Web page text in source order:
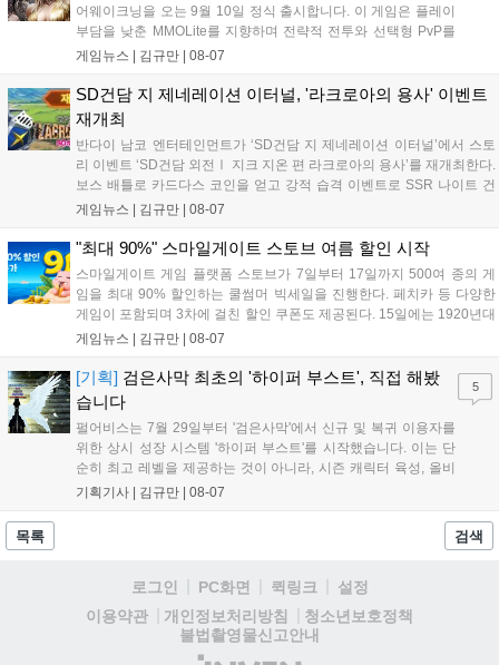
어웨이크닝을 오는 9월 10일 정식 출시합니다. 이 게임은 플레이
부담을 낮춘 MMOLite를 지향하며 전략적 전투와 선택형 PvP를
특징으로 합니다. 현재 공식 홈페이지와 앱 마켓에서 사전등록을
니다. 또한 카카오톡 채널 추가 시 주차별 스페셜 쿠폰과 한정 스
킨, 경품 이벤트 등 풍성한 혜택을 마련해 이용자들의 기대를 모
으고 있습니다....
게임뉴스 | 김규만 08-07
SD건담 지 제네레이션 이터널, '라크로아의 용사' 이벤트
재개최
반다이 남코 엔터테인먼트가 ‘SD건담 지 제네레이션 이터널’에서 스토
리 이벤트 ‘SD건담 외전Ⅰ 지크 지온 편 라크로아의 용사’를 재개최한다.
보스 배틀로 카드다스 코인을 얻고 강적 습격 이벤트로 SSR 나이트 건
담을 획득할 수 있다. 로그인 보너스로 최대 다이아 3,000개를 지급하며,
원 증정한다. 또한 9월 30일까지 공식 유튜브에서 특별 프로그램을 시청
할 수 있다....
게임뉴스 | 김규만 08-07
"최대 90%" 스마일게이트 스토브 여름 할인 시작
스마일게이트 게임 플랫폼 스토브가 7일부터 17일까지 500여 종의 게
임을 최대 90% 할인하는 쿨썸머 빅세일을 진행한다. 페치카 등 다양한
게임이 포함되며 3차에 걸친 할인 쿠폰도 제공된다. 15일에는 1920년대
경성 배경의 신작 그날의 신문이 출시되며, 15일부터 17일까지는 국내
은 공식 페이지에서 확인 가능하다....
게임뉴스 | 김규만 08-07
[기획] 검은사막 최초의 '하이퍼 부스트', 직접 해봤
습니다
펄어비스는 7월 29일부터 '검은사막'에서 신규 및 복귀 이용자를
위한 상시 성장 시스템 '하이퍼 부스트'를 시작했습니다. 이는 단
순히 최고 레벨을 제공하는 것이 아니라, 시즌 캐릭터 육성, 올비
아 아카데미 수료, 아침의 나라 설화 진행 등 4단계 과정을 통해
용자는 과제를 완수하며 동(V) 투발라 장비와 검은별 무기, 카라
기획기사 | 김규만 08-07
5
목록 검색
로그인 PC화면 퀵링크
설정
이용약관
개인정보처리방침
청소년보호정책
불법촬영물신고안내